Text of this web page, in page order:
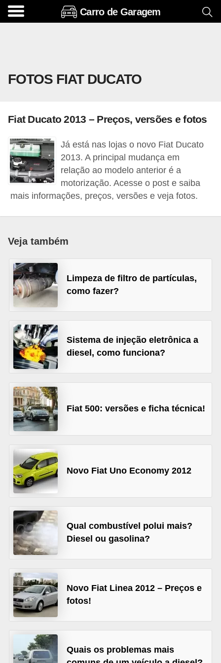
Carro de Garagem
FOTOS FIAT DUCATO
Fiat Ducato 2013 – Preços, versões e fotos
Já está nas lojas o novo Fiat Ducato
2013. A principal mudança em
relação ao modelo anterior é a
motorização. Acesse o post e saiba
mais informações, preços, versões e veja fotos.
Veja também
Limpeza de filtro de partículas,
como fazer?
Sistema de injeção eletrônica a
diesel, como funciona?
Fiat 500: versões e ficha técnica!
Novo Fiat Uno Economy 2012
Qual combustível polui mais?
Diesel ou gasolina?
Novo Fiat Linea 2012 – Preços e
fotos!
Quais os problemas mais
A
s
i
o
s
e
o
p
c
o
a
i
s
A
u
t
o
ó
v
e
s
e
v
í
c
u
l
o
s
B
i